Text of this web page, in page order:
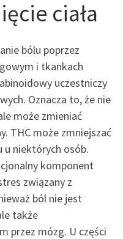
ciała
bólu poprzez
i tkankach
uczestniczy
Oznacza to, że nie
może zmieniać
THC może zmniejszać
u niektórych osób.
komponent
związany z
ból nie jest
także
przez mózg. U części